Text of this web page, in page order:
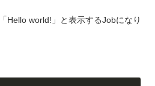
Hello world!」と表示するJobになり